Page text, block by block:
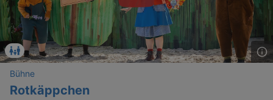
Bühne
Rotkäppchen